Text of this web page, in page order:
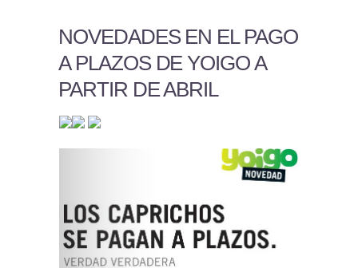
NOVEDADES EN EL PAGO
A PLAZOS DE YOIGO A
PARTIR DE ABRIL